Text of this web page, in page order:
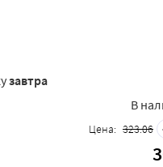
завтра
В
Цена: 323.06